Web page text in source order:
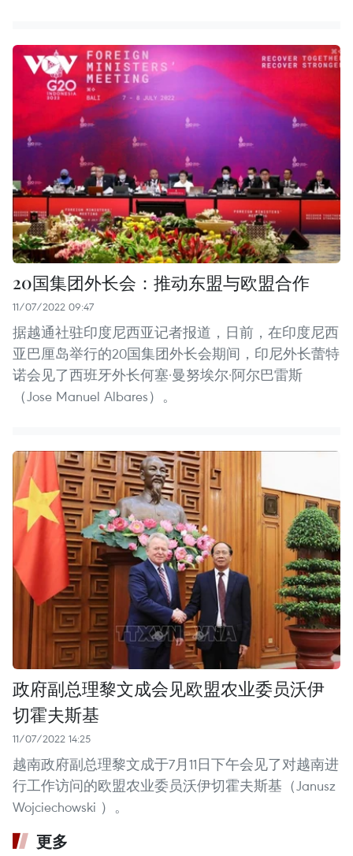
20国集团外长会：推动东盟与欧盟合作
11/07/2022 09:47
据越通社驻印度尼西亚记者报道，日前，在印度尼西
亚巴厘岛举行的20国集团外长会期间，印尼外长蕾特
诺会见了西班牙外长何塞·曼努埃尔·阿尔巴雷斯
（Jose Manuel Albares）。
政府副总理黎文成会见欧盟农业委员沃伊
切霍夫斯基
11/07/2022 14:25
越南政府副总理黎文成于7月11日下午会见了对越南进
行工作访问的欧盟农业委员沃伊切霍夫斯基（Janusz
Wojciechowski ）。
更多